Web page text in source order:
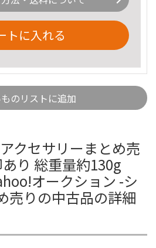
トに入れる
のリストに追加
クセサリーまとめ売
り 総重量約130g
オークション -シ
売りの中古品の詳細